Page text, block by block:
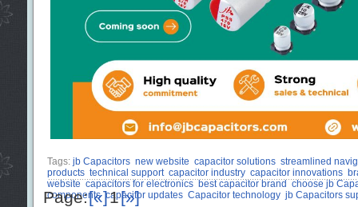
Tags: jb Capacitors new website capacitor solutions streamlined
products technical support capacitor industry capacitor innovations
website capacitors for electronics best capacitor brand choose jb
components capacitor updates Capacitor technology jb Capacitors
Page:[«]1[»]